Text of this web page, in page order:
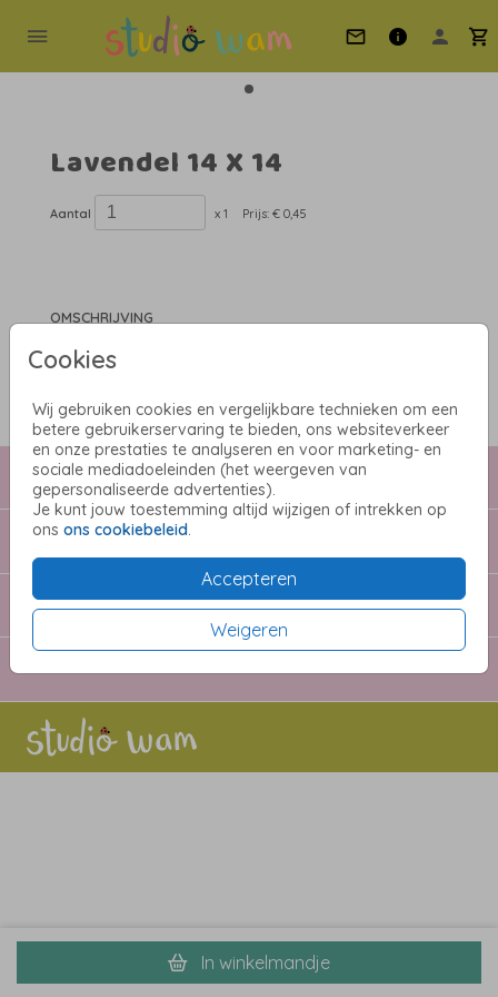
Cookies
Wij gebruiken cookies en vergelijkbare technieken om een
betere gebruikerservaring te bieden, ons websiteverkeer
en onze prestaties te analyseren en voor marketing- en
sociale mediadoeleinden (het weergeven van
gepersonaliseerde advertenties).
Je kunt jouw toestemming altijd wijzigen of intrekken op
ons ons cookiebeleid.
Accepteren
Weigeren
Lavendel 14 X 14
Aantal x 1 Prijs: € 0,45
In winkelmandje
OMSCHRIJVING
Collectie
Willeke Beekmans